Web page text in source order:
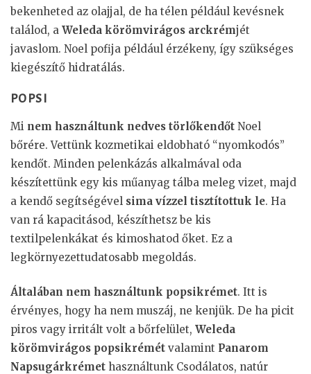
bekenheted az olajjal, de ha télen például kevésnek
találod, a Weleda körömvirágos arckrémjét
javaslom. Noel pofija például érzékeny, így szükséges
kiegészítő hidratálás.
POPSI
Mi nem használtunk nedves törlőkendőt Noel
bőrére. Vettünk kozmetikai eldobható “nyomkodós”
kendőt. Minden pelenkázás alkalmával oda
készítettünk egy kis műanyag tálba meleg vizet, majd
a kendő segítségével sima vízzel tisztítottuk le. Ha
van rá kapacitásod, készíthetsz be kis
textilpelenkákat és kimoshatod őket. Ez a
legkörnyezettudatosabb megoldás.
Általában nem használtunk popsikrémet. Itt is
érvényes, hogy ha nem muszáj, ne kenjük. De ha picit
piros vagy irritált volt a bőrfelület, Weleda
körömvirágos popsikrémét valamint Panarom
Napsugárkrémet használtunk Csodálatos, natúr